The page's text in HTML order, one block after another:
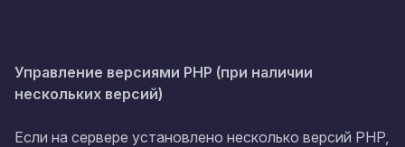
Управление версиями PHP (при наличии
нескольких версий)
Если на сервере установлено несколько версий PHP,